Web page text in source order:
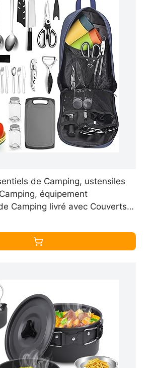
de Camping, ustensiles
équipement
Camping livré avec Couverts
et Tasses, idéal pour
Pique